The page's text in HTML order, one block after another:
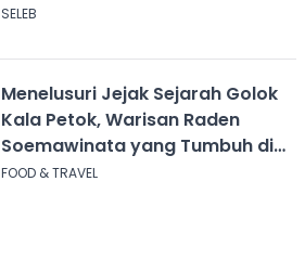
SELEB
Menelusuri Jejak Sejarah Golok
Kala Petok, Warisan Raden
Soemawinata yang Tumbuh di
Sukabumi
FOOD & TRAVEL